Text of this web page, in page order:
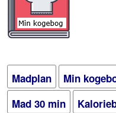
Madplan Min
Mad 30 min